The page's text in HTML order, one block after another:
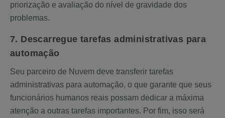
priorização e avaliação do nível de gravidade dos
problemas.
7. Descarregue tarefas administrativas para
automação
Seu parceiro de Nuvem deve transferir tarefas
administrativas para automação, o que garante que seus
funcionários humanos reais possam dedicar a máxima
atenção a outras tarefas importantes. Por fim, isso será